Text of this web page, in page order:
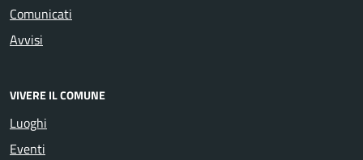
Comunicati
Avvisi
VIVERE IL COMUNE
Luoghi
Eventi